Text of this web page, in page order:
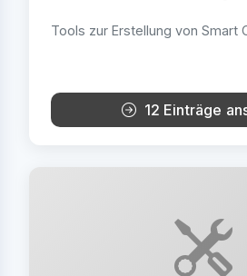
Tools zur Erstellung von Smart
12 Einträge